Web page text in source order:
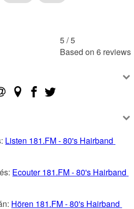
5 /5
Based on 6 reviews
Listen 181.FM - 80's Hairband
Ecouter 181.FM - 80's Hairband
Hören 181.FM - 80's Hairband